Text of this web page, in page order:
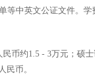
中英文公证文件。学
币约1.5 - 3万元；
民币。